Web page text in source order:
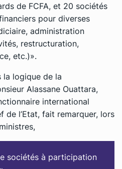
de FCFA, et 20 sociétés
pour diverses
administration
restructuration,
etc.)».
la logique de la
Alassane Ouattara,
international
de l’Etat, fait remarquer, lors
sociétés à participation